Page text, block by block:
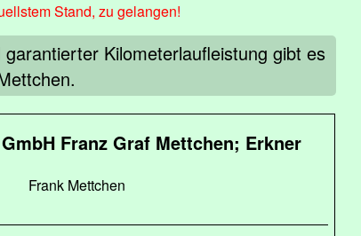
Stand, zu gelangen!
Kilometerlaufleistung gibt es
Franz Graf Mettchen; Erkner
Frank Mettchen